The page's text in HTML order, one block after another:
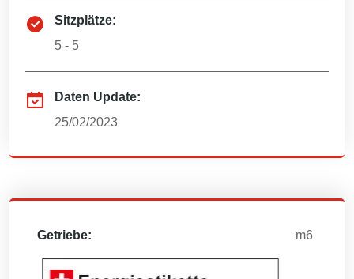
Sitzplätze:
5 - 5
Daten Update:
25/02/2023
Getriebe: m6